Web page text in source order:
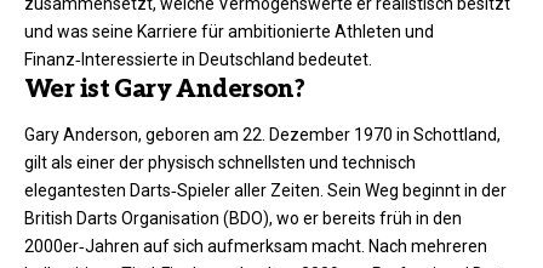
und was seine Karriere für ambitionierte Athleten und
Finanz‑Interessierte in Deutschland bedeutet.
Wer ist Gary Anderson?
Gary Anderson, geboren am 22. Dezember 1970 in Schottland,
gilt als einer der physisch schnellsten und technisch
elegantesten Darts‑Spieler aller Zeiten. Sein Weg beginnt in der
British Darts Organisation (BDO), wo er bereits früh in den
2000er‑Jahren auf sich aufmerksam macht. Nach mehreren